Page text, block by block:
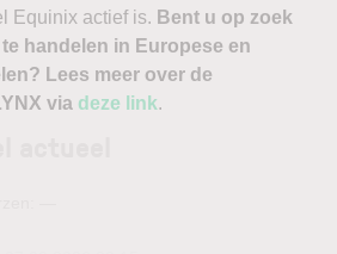
Equinix actief is. Bent u op zoek
handelen in Europese en
Lees meer over de
via deze link.